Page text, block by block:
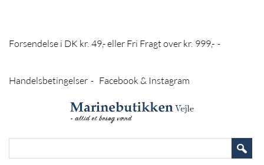
Forsendelse i DK kr. 49,- eller Fri Fragt over kr. 999,- -
Handelsbetingelser - Facebook & Instagram